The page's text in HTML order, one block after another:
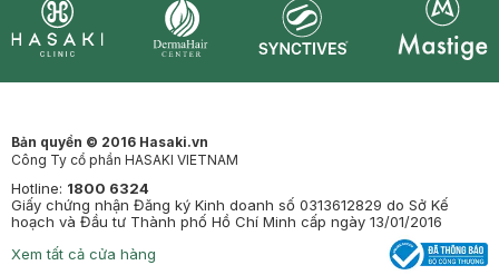
Bản quyền © 2016 Hasaki.vn
Công Ty cổ phần HASAKI VIETNAM
Hotline: 1800 6324
Giấy chứng nhận Đăng ký Kinh doanh số 0313612829 do Sở Kế
hoạch và Đầu tư Thành phố Hồ Chí Minh cấp ngày 13/01/2016
Xem tất cả cửa hàng